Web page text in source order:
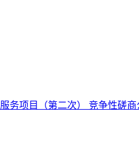
务项目（第二次） 竞争性磋商